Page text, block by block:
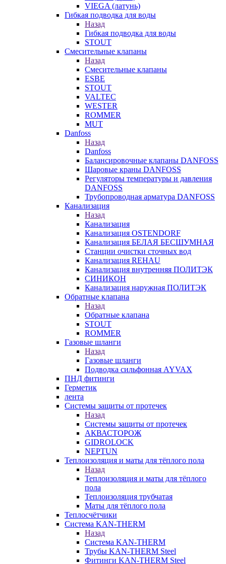
VIEGA (латунь)
Гибкая подводка для воды
Назад
Гибкая подводка для воды
STOUT
Смесительные клапаны
Назад
Смесительные клапаны
ESBE
STOUT
VALTEC
WESTER
ROMMER
MUT
Danfoss
Назад
Danfoss
Балансировочные клапаны DANFOSS
Шаровые краны DANFOSS
Регуляторы температуры и давления
DANFOSS
Трубопроводная арматура DANFOSS
Канализация
Назад
Канализация
Канализация OSTENDORF
Канализация БЕЛАЯ БЕСШУМНАЯ
Станции очистки сточных вод
Канализация REHAU
Канализация внутренняя ПОЛИТЭК
СИНИКОН
Канализация наружная ПОЛИТЭК
Обратные клапана
Назад
Обратные клапана
STOUT
ROMMER
Газовые шланги
Назад
Газовые шланги
Подводка сильфонная AYVAX
ПНД фитинги
Герметик
лента
Системы защиты от протечек
Назад
Системы защиты от протечек
АКВАСТОРОЖ
GIDROLOCK
NEPTUN
Теплоизоляция и маты для тёплого пола
Назад
Теплоизоляция и маты для тёплого
пола
Теплоизоляция трубчатая
Маты для тёплого пола
Теплосчётчики
Система KAN-THERM
Назад
Система KAN-THERM
Трубы KAN-THERM Steel
Фитинги KAN-THERM Steel